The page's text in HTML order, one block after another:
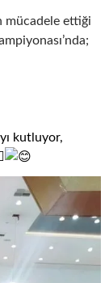
mücadele ettiği
kutluyor,